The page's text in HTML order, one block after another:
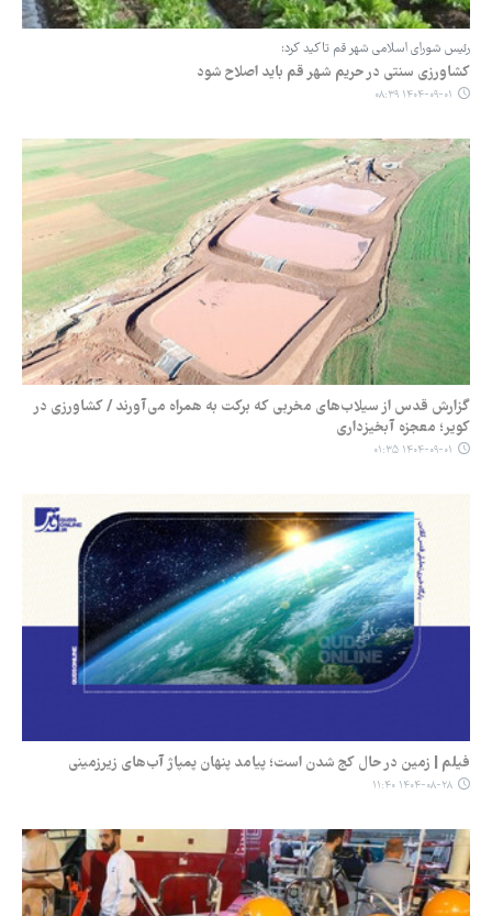
رئیس شورای اسلامی شهر قم تاکید کرد:
کشاورزی سنتی در حریم شهر قم باید اصلاح شود
۱۴۰۴-۰۹-۰۱ ۰۸:۳۹
گزارش قدس از سیلاب‌های مخربی که برکت به همراه می‌آورند / کشاورزی در
کویر؛ معجزه آبخیزداری
۱۴۰۴-۰۹-۰۱ ۰۱:۳۵
فیلم | زمین در حال کج شدن است؛ پیامد پنهان پمپاژ آب‌های زیرزمینی
۱۴۰۴-۰۸-۲۸ ۱۱:۴۰